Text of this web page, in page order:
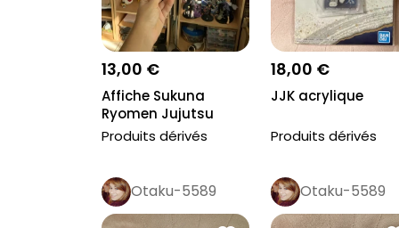
13,00 €
Affiche Sukuna
Ryomen Jujutsu
Kaisen
Produits dérivés
18,00 €
JJK acrylique
Produits dérivés
Otaku-5589 Otaku-5589